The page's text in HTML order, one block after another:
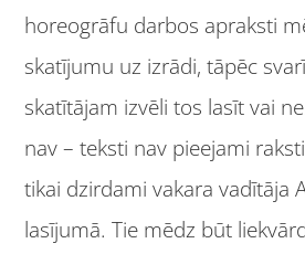
horeogrāfu darbos apraksti
skatījumu uz izrādi, tāpēc
skatītājam izvēli tos lasīt vai
nav – teksti nav pieejami
tikai dzirdami vakara vadītāja
lasījumā. Tie mēdz būt